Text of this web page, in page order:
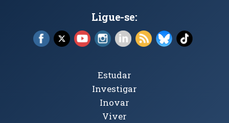
Ligue-se:
Facebook (abre em nova janela)
X (abre em nova janela)
YouTube (abre em nova janela)
Instagram (abre em nova janela)
LinkedIn (abre em nova
RSS (abre em nova
Bluesky (abre
TikTok
Tópicos Principais
Estudar
Investigar
Inovar
Viver